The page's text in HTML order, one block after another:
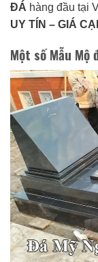
ĐÁ hàng đầu tại
UY TÍN – GIÁ
Một số Mẫu